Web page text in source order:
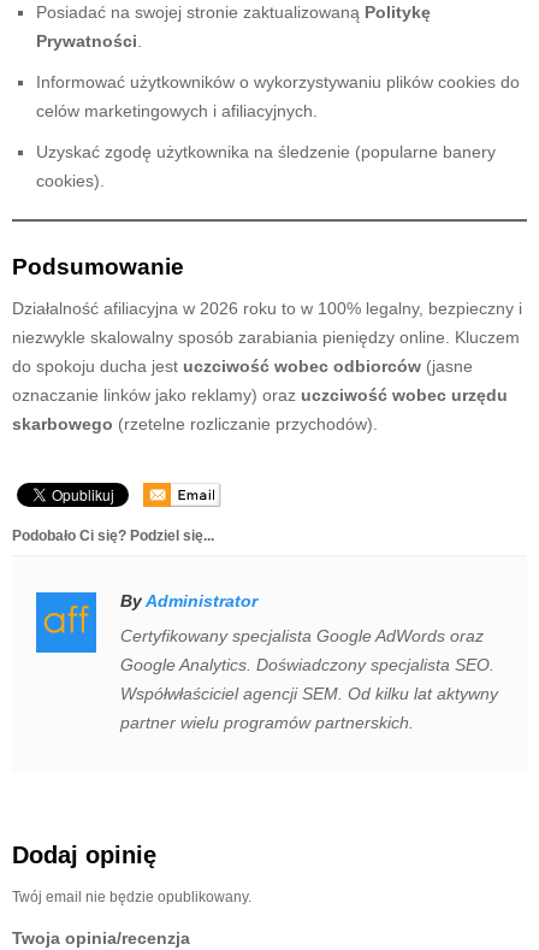
Posiadać na swojej stronie zaktualizowaną Politykę
Prywatności
Informować użytkowników o wykorzystywaniu plików cookies do
celów marketingowych i afiliacyjnych.
Uzyskać zgodę użytkownika na śledzenie (popularne banery
cookies).
Podsumowanie
Działalność afiliacyjna w 2026 roku to w 100% legalny, bezpieczny i
niezwykle skalowalny sposób zarabiania pieniędzy online. Kluczem
do spokoju ducha jest uczciwość wobec odbiorców (jasne
oznaczanie linków jako reklamy) oraz uczciwość wobec urzędu
skarbowego (rzetelne rozliczanie przychodów).
Podobało Ci się? Podziel się...
ByAdministrator
Certyfikowany specjalista Google AdWords oraz
Google Analytics. Doświadczony specjalista SEO.
Współwłaściciel agencji SEM. Od kilku lat aktywny
partner wielu programów partnerskich.
Dodaj opinię
Twój email nie będzie opublikowany.
Twoja opinia/recenzja